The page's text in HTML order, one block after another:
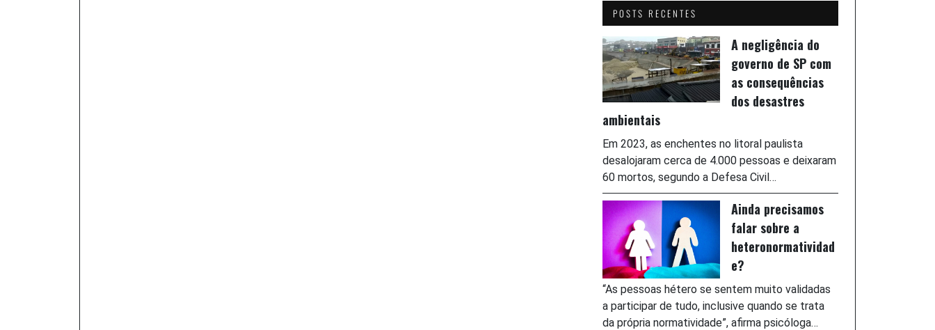
POSTS RECENTES
A negligência do
governo de SP com
as consequências
dos desastres
ambientais
Em 2023, as enchentes no litoral paulista
desalojaram cerca de 4.000 pessoas e deixaram
60 mortos, segundo a Defesa Civil…
Ainda precisamos
falar sobre a
heteronormatividad
e?
“As pessoas hétero se sentem muito validadas
a participar de tudo, inclusive quando se trata
da própria normatividade”, afirma psicóloga…